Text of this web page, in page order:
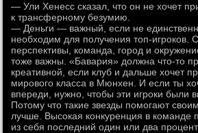
— Ули Хенесс сказал, что он не хочет
к трансферному безумию.
— Деньги — важный, если не
необходим для получения топ-игроков.
перспективы, команда, город и
тоже важны. «Бавария» должна что-то
креативной, если клуб и дальше хочет
мирового класса в Мюнхен. И если ты
впереди, нужно, чтобы эти игроки были
Потому что такие звезды помогают
лучше. Высокая конкуренция в команде
из себя последний один или два